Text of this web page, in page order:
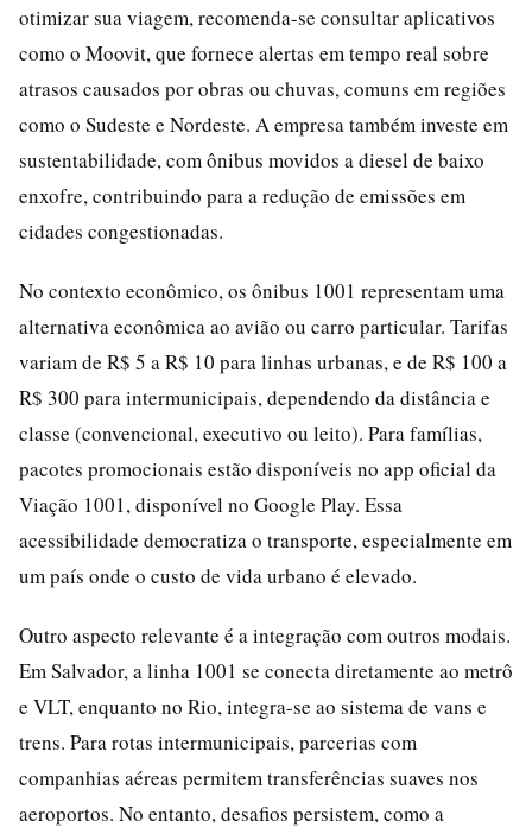
otimizar sua viagem, recomenda-se consultar aplicativos
como o Moovit, que fornece alertas em tempo real sobre
atrasos causados por obras ou chuvas, comuns em regiões
como o Sudeste e Nordeste. A empresa também investe em
sustentabilidade, com ônibus movidos a diesel de baixo
enxofre, contribuindo para a redução de emissões em
cidades congestionadas.
No contexto econômico, os ônibus 1001 representam uma
alternativa econômica ao avião ou carro particular. Tarifas
variam de R$ 5 a R$ 10 para linhas urbanas, e de R$ 100 a
R$ 300 para intermunicipais, dependendo da distância e
classe (convencional, executivo ou leito). Para famílias,
pacotes promocionais estão disponíveis no app oficial da
Viação 1001, disponível no Google Play. Essa
acessibilidade democratiza o transporte, especialmente em
um país onde o custo de vida urbano é elevado.
Outro aspecto relevante é a integração com outros modais.
Em Salvador, a linha 1001 se conecta diretamente ao metrô
e VLT, enquanto no Rio, integra-se ao sistema de vans e
trens. Para rotas intermunicipais, parcerias com
companhias aéreas permitem transferências suaves nos
aeroportos. No entanto, desafios persistem, como a